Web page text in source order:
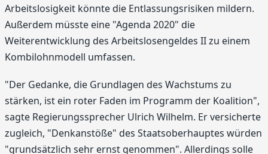
Arbeitslosigkeit könnte die Entlassungsrisiken mildern.
Außerdem müsste eine "Agenda 2020" die
Weiterentwicklung des Arbeitslosengeldes II zu einem
Kombilohnmodell umfassen.
"Der Gedanke, die Grundlagen des Wachstums zu
stärken, ist ein roter Faden im Programm der Koalition",
sagte Regierungssprecher Ulrich Wilhelm. Er versicherte
zugleich, "Denkanstöße" des Staatsoberhauptes würden
"grundsätzlich sehr ernst genommen". Allerdings solle